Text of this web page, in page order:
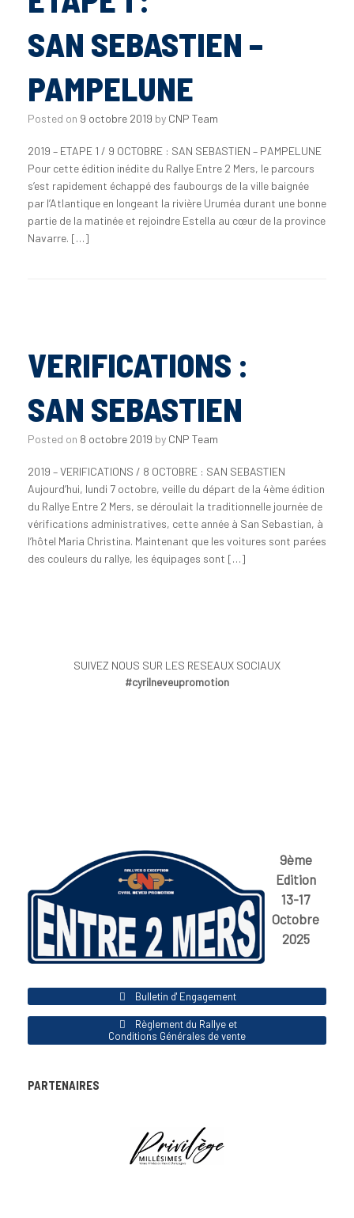
SAN SEBASTIEN –
PAMPELUNE
Posted on 9 octobre 2019 by CNP Team
2019 – ETAPE 1 / 9 OCTOBRE : SAN SEBASTIEN – PAMPELUNE
Pour cette édition inédite du Rallye Entre 2 Mers, le parcours
s’est rapidement échappé des faubourgs de la ville baignée
par l’Atlantique en longeant la rivière Uruméa durant une bonne
partie de la matinée et rejoindre Estella au cœur de la province
Navarre. […]
VERIFICATIONS :
SAN SEBASTIEN
Posted on 8 octobre 2019 by CNP Team
2019 – VERIFICATIONS / 8 OCTOBRE : SAN SEBASTIEN
Aujourd’hui, lundi 7 octobre, veille du départ de la 4ème édition
du Rallye Entre 2 Mers, se déroulait la traditionnelle journée de
vérifications administratives, cette année à San Sebastian, à
l’hôtel Maria Christina. Maintenant que les voitures sont parées
des couleurs du rallye, les équipages sont […]
SUIVEZ NOUS SUR LES RESEAUX SOCIAUX
#cyrilneveupromotion
9ème
Edition
13-17
Octobre
2025
Bulletin d' Engagement
Règlement du Rallye et
Conditions Générales de vente
PARTENAIRES